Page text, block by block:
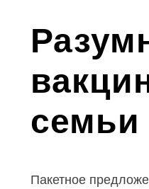
семьи
Пакетное